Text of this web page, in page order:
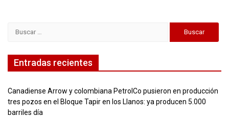
Entradas recientes
Canadiense Arrow y colombiana PetrolCo pusieron en producción
tres pozos en el Bloque Tapir en los Llanos: ya producen 5.000
barriles día